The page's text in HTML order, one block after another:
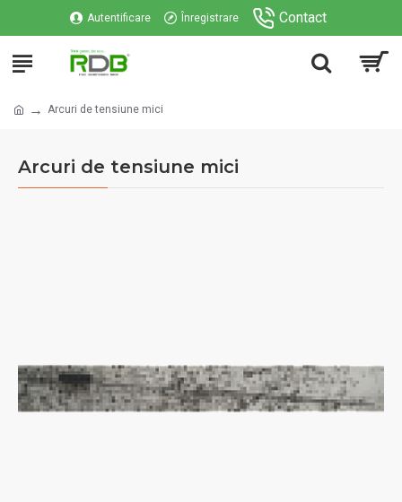
Autentificare Înregistrare Contact
Arcuri de tensiune mici
Arcuri de tensiune mici